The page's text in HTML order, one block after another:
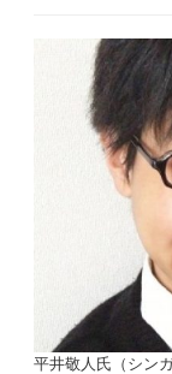
平井敬人氏（シン